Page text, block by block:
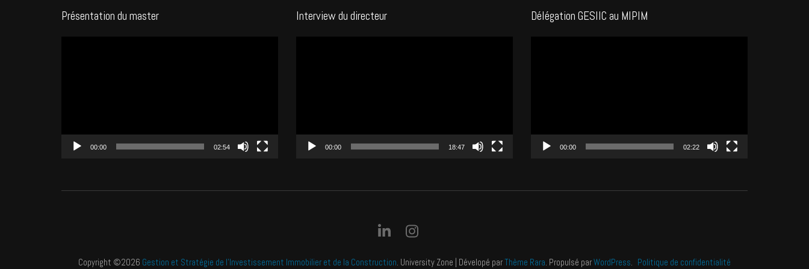
Présentation du master
00:00 02:54
Interview du directeur
00:00 18:47
Délégation GESIIC au MIPIM
00:00 02:22
Copyright ©2026 Gestion et Stratégie de l'Investissement Immobilier et de la Construction University Zone | Dévelopé parThème Rara . Propulsé parWordPress Politique de confidentialité